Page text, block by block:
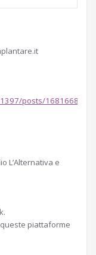
posts/
L’Alternativa e
piattaforme